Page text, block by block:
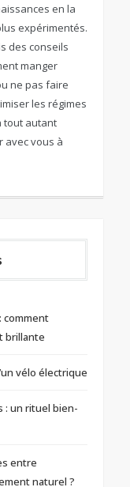
en la
expérimentés.
des conseils
manger
ne pas faire
les régimes
tout autant
avec vous à
comment
brillante
vélo électrique
: un rituel bien-
entre
naturel ?